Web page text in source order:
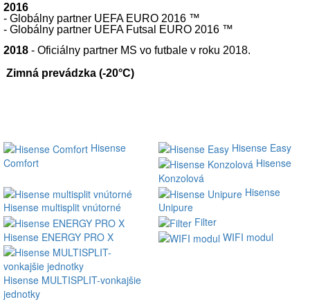
2016
- Globálny partner UEFA EURO 2016 ™
- Globálny partner UEFA Futsal EURO 2016 ™
2018 - Oficiálny partner MS vo futbale v roku 2018.
Zimná prevádzka (-20°C)
Hisense
Comfort
Hisense Easy
Hisense
Konzolová
Hisense multisplit vnútorné
Hisense
Unipure
Hisense ENERGY PRO X
Filter
WIFI modul
Hisense MULTISPLIT-vonkajšie
jednotky